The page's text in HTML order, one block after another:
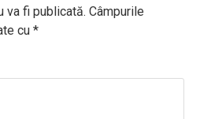
va fi publicată. Câmpurile
cu *